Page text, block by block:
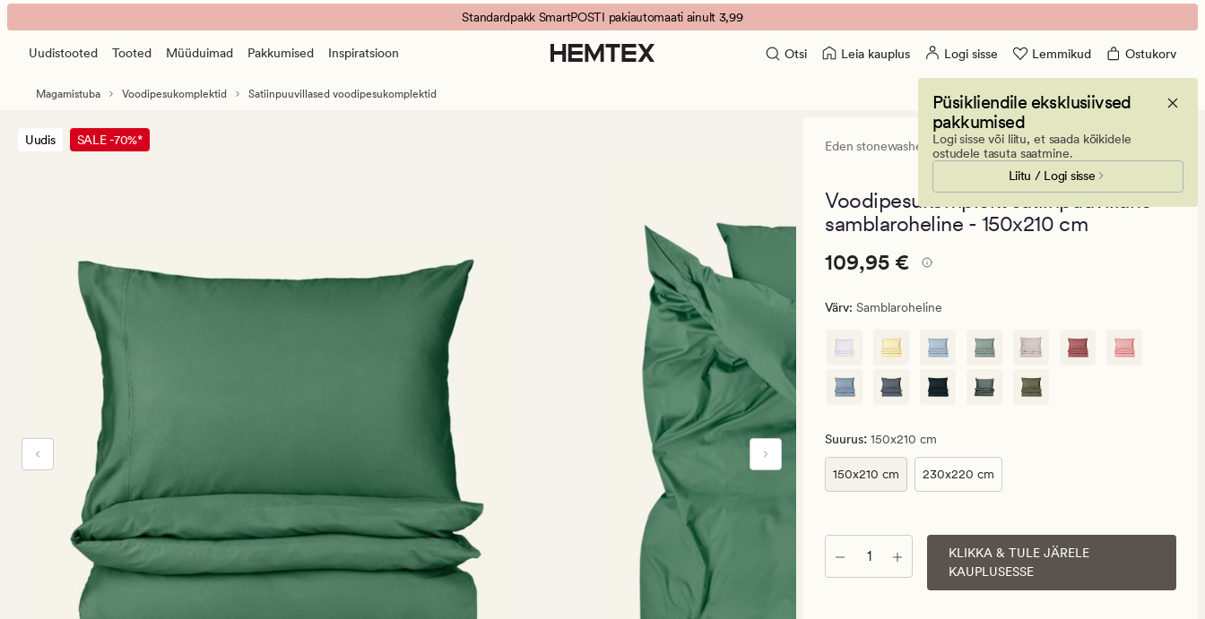
Eden
stonewashed
voodipesukomplekt
samblaroheline
banner.
Press
Standardpakk SmartPOSTI pakiautomaati ainult 3,99
Uudistooted Tooted Müüduimad Pakkumised Inspiratsioon Otsi Leia kauplus Logi sisse Lemmikud Ostukorv
Püsikliendile eksklusiivsed
pakkumised
Logi sisse või liitu, et saada kõikidele
ostudele tasuta saatmine.
Liitu / Logi sisse
Magamistuba Voodipesukomplektid Satiinpuuvillased voodipesukomplektid
Uudis SALE -70%* Eden stonewashed
arvustust
hinnanguga
4.5
4.5
Voodipesukomplekt satiinpuuvillane
samblaroheline - 150x210 cm
Pris_ee
109,95
€.
pris_ee
Pris_ee 109,95 €
109,95 €
Värv: Samblaroheline
Suurus: 150x210 cm
150x210 cm 230x220 cm
Kogus
KLIKKA & TULE JÄRELE
KAUPLUSESSE